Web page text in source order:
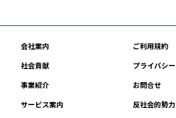
会社案内
ご利用規約
社会貢献
プライバシ
事業紹介
お問合せ
サービス案内
反社会的勢